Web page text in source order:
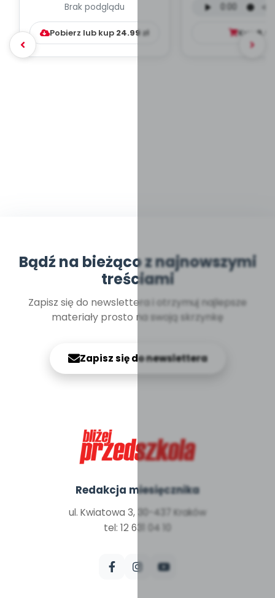
WYCHOWAWCZO –
DYDAKTYC...
Brak podglądu
Pobierz lub kup 24.99 zł
mp3)
Kup 9.99
Bądź na bieżąco z najnowszymi
treściami
Zapisz się do newslettera i otrzymuj najlepsze
materiały prosto na swoją skrzynkę
Zapisz się do newslettera
Redakcja miesięcznika
ul. Kwiatowa 3, 30-437 Kraków
tel: 12 631 04 10